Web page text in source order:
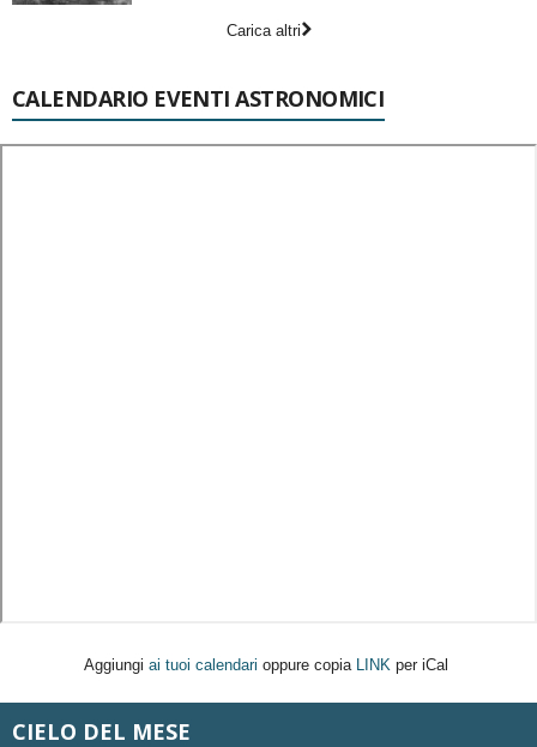
Carica altri
CALENDARIO EVENTI ASTRONOMICI
Aggiungi ai tuoi calendari oppure copia LINK per iCal
CIELO DEL MESE